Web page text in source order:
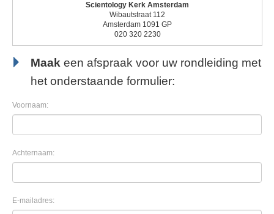
Scientology Kerk Amsterdam
Wibautstraat 112
Amsterdam 1091 GP
020 320 2230
Maak een afspraak voor uw rondleiding met
het onderstaande formulier:
Voornaam:
Achternaam:
E-mailadres: